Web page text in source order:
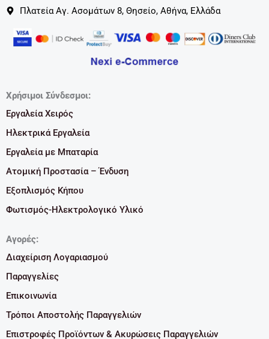
Πλατεία Αγ. Ασομάτων 8, Θησείο, Αθήνα, Ελλάδα
Χρήσιμοι Σύνδεσμοι:
Εργαλεία Χειρός
Ηλεκτρικά Εργαλεία
Εργαλεία με Μπαταρία
Ατομική Προστασία – Ένδυση
Εξοπλισμός Κήπου
Φωτισμός-Ηλεκτρολογικό Υλικό
Αγορές:
Διαχείριση Λογαριασμού
Παραγγελίες
Επικοινωνία
Τρόποι Αποστολής Παραγγελιών
Επιστροφές Προϊόντων & Ακυρώσεις Παραγγελιών